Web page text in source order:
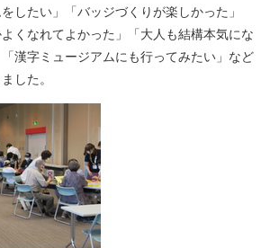
したい」「バッジづくりが楽しかった」
よくなれてよかった」「大人も結構本気にな
漢字ミュージアムにも行ってみたい」など
した。